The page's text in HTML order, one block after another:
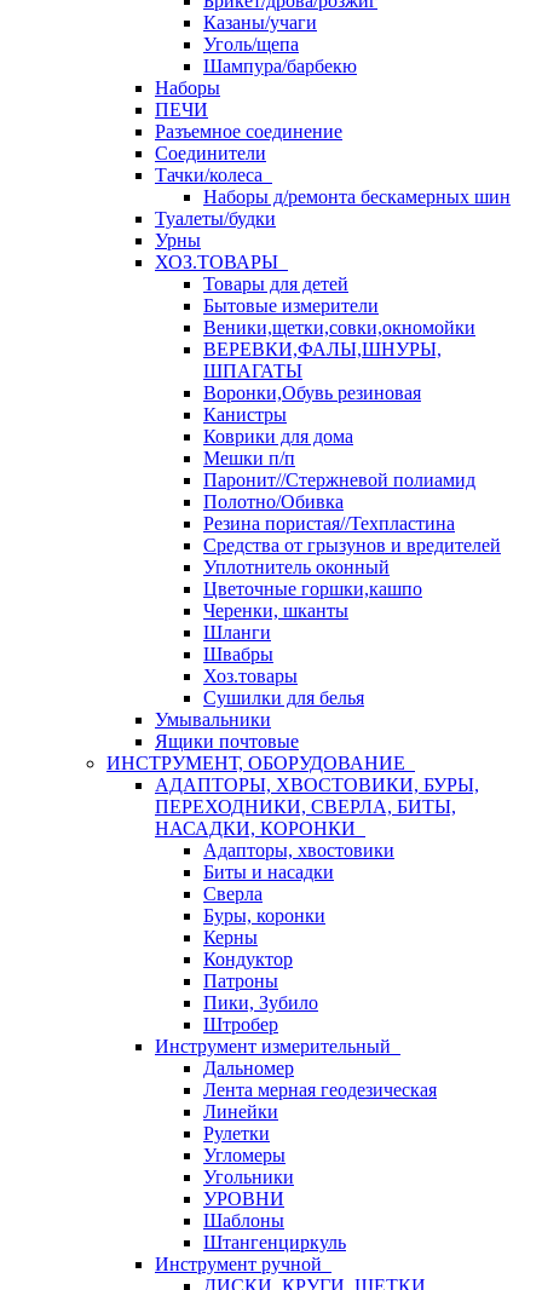
Казаны/учаги
Уголь/щепа
Шампура/барбекю
Наборы
ПЕЧИ
Разъемное соединение
Соединители
Тачки/колеса
Наборы д/ремонта бескамерных шин
Туалеты/будки
Урны
ХОЗ.ТОВАРЫ
Товары для детей
Бытовые измерители
Веники,щетки,совки,окномойки
ВЕРЕВКИ,ФАЛЫ,ШНУРЫ,
ШПАГАТЫ
Воронки,Обувь резиновая
Канистры
Коврики для дома
Мешки п/п
Паронит//Стержневой полиамид
Полотно/Обивка
Резина пористая//Техпластина
Средства от грызунов и вредителей
Уплотнитель оконный
Цветочные горшки,кашпо
Черенки, шканты
Шланги
Швабры
Хоз.товары
Сушилки для белья
Умывальники
Ящики почтовые
ИНСТРУМЕНТ, ОБОРУДОВАНИЕ
АДАПТОРЫ, ХВОСТОВИКИ, БУРЫ,
ПЕРЕХОДНИКИ, СВЕРЛА, БИТЫ,
НАСАДКИ, КОРОНКИ
Адапторы, хвостовики
Биты и насадки
Сверла
Буры, коронки
Керны
Кондуктор
Патроны
Пики, Зубило
Штробер
Инструмент измерительный
Дальномер
Лента мерная геодезическая
Линейки
Рулетки
Угломеры
Угольники
УРОВНИ
Шаблоны
Штангенциркуль
Инструмент ручной
ДИСКИ, КРУГИ, ЩЕТКИ